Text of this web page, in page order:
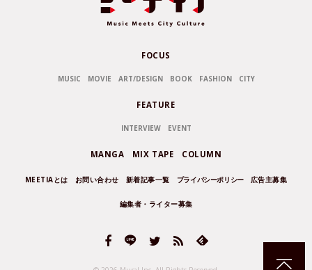
FOCUS
MUSIC MOVIE ART/DESIGN BOOK FASHION CITY
FEATURE
INTERVIEW EVENT
MANGA MIX TAPE COLUMN
MEETIAとは お問い合わせ 新着記事一覧 プライバシーポリシー 広告主募集
編集者・ライター募集